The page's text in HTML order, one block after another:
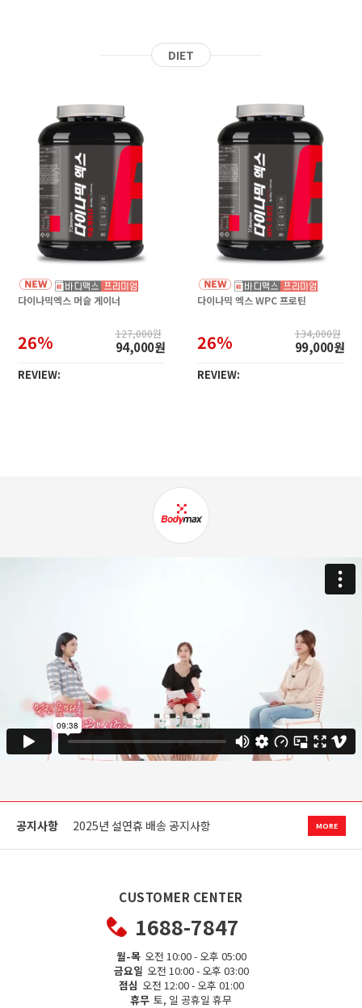
DIET
다이나믹엑스 머슬 게이너
26% 127,000원
94,000원
REVIEW:
다이나믹 엑스 WPC 프로틴
26% 134,000원
99,000원
REVIEW:
공지사항
2025년 설연휴 배송 공지사항
2023년 크리스마스 및 신정 택배공지사항
MORE
CUSTOMER CENTER
1688-7847
월-목 오전 10:00 - 오후 05:00
금요일 오전 10:00 - 오후 03:00
점심 오전 12:00 - 오후 01:00
휴무 토, 일 공휴일 휴무